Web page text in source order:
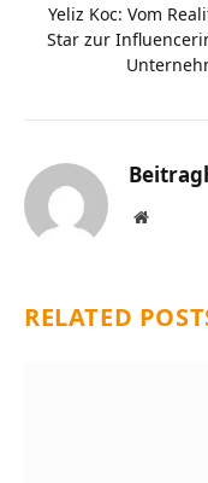
Yeliz Koc: Vom
Star zur
Website
RELATED